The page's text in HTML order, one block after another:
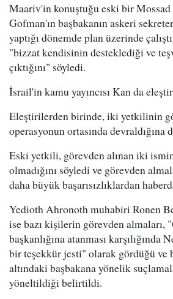
Maariv'in konuştuğu eski bir
Gofman'ın başbakanın askeri
yaptığı dönemde plan üzerinde
"bizzat kendisinin desteklediği ve
çıktığını" söyledi.
İsrail'in kamu yayıncısı Kan da
Eleştirilerden birinde, iki yetkilinin
operasyonun ortasında
Eski yetkili, görevden alınan iki
olmadığını söyledi ve görevden
daha büyük başarısızlıklardan
Yedioth Ahronoth muhabiri Ronen
ise bazı kişilerin görevden almaları,
başkanlığına atanması karşılığında
bir teşekkür jesti" olarak gördüğü ve
altındaki başbakana yönelik
yöneltildiği belirtildi.